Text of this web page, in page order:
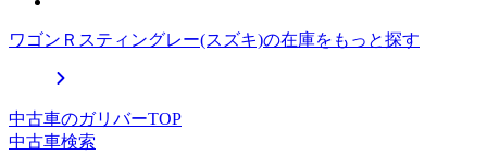
ワゴンＲスティングレー(スズキ)の在庫をもっと探す
中古車のガリバーTOP
中古車検索